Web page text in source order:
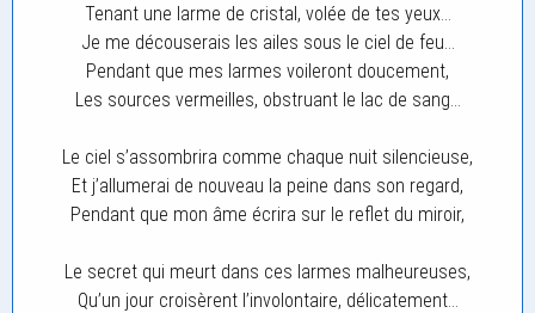
Tenant une larme de cristal, volée de tes yeux…
Je me découserais les ailes sous le ciel de feu…
Pendant que mes larmes voileront doucement,
Les sources vermeilles, obstruant le lac de sang…
Le ciel s’assombrira comme chaque nuit silencieuse,
Et j’allumerai de nouveau la peine dans son regard,
Pendant que mon âme écrira sur le reflet du miroir,
Le secret qui meurt dans ces larmes malheureuses,
Qu’un jour croisèrent l’involontaire, délicatement…